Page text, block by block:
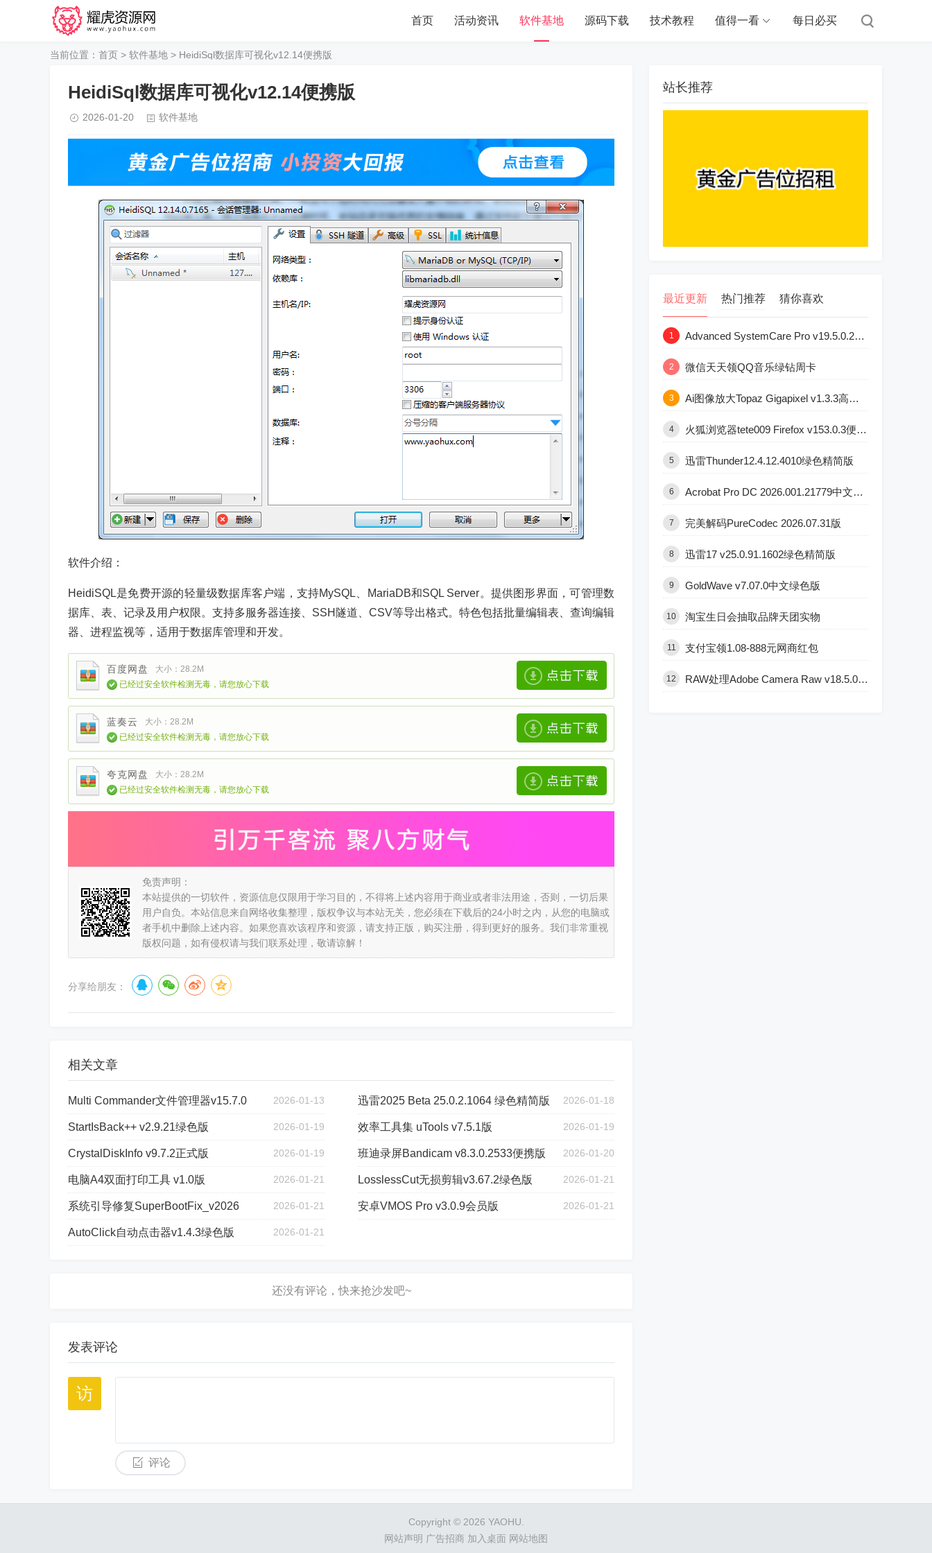
首页 活动资讯 软件基地 源码下载 技术教程 值得一看 每日必买
当前位置： 首页 > 软件基地 > HeidiSql数据库可视化v12.14便携版
HeidiSql数据库可视化v12.14便携版
2026-01-20 软件基地
软件介绍：
HeidiSQL是免费开源的轻量级数据库客户端，支持MySQL、MariaDB和SQL Server。提供图形界面，可管理数
据库、表、记录及用户权限。支持多服务器连接、SSH隧道、CSV等导出格式。特色包括批量编辑表、查询编辑
器、进程监视等，适用于数据库管理和开发。
百度网盘
大小：28.2M
已经过安全软件检测无毒，请您放心下载
蓝奏云
大小：28.2M
已经过安全软件检测无毒，请您放心下载
夸克网盘
大小：28.2M
已经过安全软件检测无毒，请您放心下载
免责声明：
本站提供的一切软件，资源信息仅限用于学习目的，不得将上述内容用于商业或者非法用途，否则，一切后果
用户自负。本站信息来自网络收集整理，版权争议与本站无关，您必须在下载后的24小时之内，从您的电脑或
者手机中删除上述内容。如果您喜欢该程序和资源，请支持正版，购买注册，得到更好的服务。我们非常重视
版权问题，如有侵权请与我们联系处理，敬请谅解！
分享给朋友：
相关文章
Multi Commander文件管理器v15.7.0 2026-01-13 迅雷2025 Beta 25.0.2.1064 绿色精简版 2026-01-18
StartIsBack++ v2.9.21绿色版 2026-01-19 效率工具集 uTools v7.5.1版 2026-01-19
CrystalDiskInfo v9.7.2正式版 2026-01-19 班迪录屏Bandicam v8.3.0.2533便携版 2026-01-20
电脑A4双面打印工具 v1.0版 2026-01-21 LosslessCut无损剪辑v3.67.2绿色版 2026-01-21
系统引导修复SuperBootFix_v2026 2026-01-21 安卓VMOS Pro v3.0.9会员版 2026-01-21
AutoClick自动点击器v1.4.3绿色版 2026-01-21
发表评论
评论
站长推荐
最近更新 热门推荐 猜你喜欢
1 Advanced SystemCare Pro v19.5.0.227版
2 微信天天领QQ音乐绿钻周卡
3 Ai图像放大Topaz Gigapixel v1.3.3高级版
4 火狐浏览器tete009 Firefox v153.0.3便携版
5 迅雷Thunder12.4.12.4010绿色精简版
6 Acrobat Pro DC 2026.001.21779中文直装版
7 完美解码PureCodec 2026.07.31版
8 迅雷17 v25.0.91.1602绿色精简版
9 GoldWave v7.07.0中文绿色版
10 淘宝生日会抽取品牌天团实物
11 支付宝领1.08-888元网商红包
12 RAW处理Adobe Camera Raw v18.5.0中文版
Copyright © 2026 YAOHU.
网站声明 广告招商 加入桌面 网站地图